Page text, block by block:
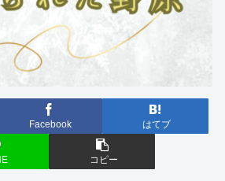
Facebook はてブ
コピー